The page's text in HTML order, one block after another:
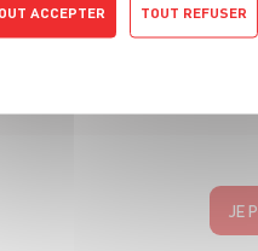
JE
ACCEPTER TOUT REFUSER